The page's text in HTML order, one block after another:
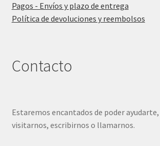
Pagos - Envíos y plazo de entrega
Política de devoluciones y reembolsos
Contacto
Estaremos encantados de poder ayudarte,
visitarnos, escribirnos o llamarnos.